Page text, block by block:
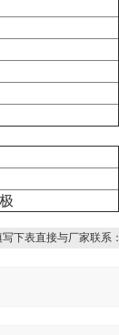
下表直接与厂家联系：